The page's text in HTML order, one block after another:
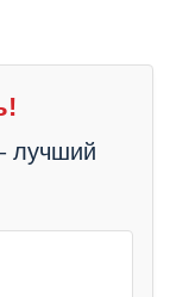
лучший